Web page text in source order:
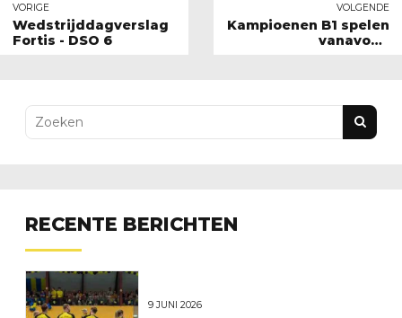
VORIGE
Wedstrijddagverslag
Fortis - DSO 6
VOLGENDE
Kampioenen B1 spelen
vanavond
RECENTE BERICHTEN
9 JUNI 2026